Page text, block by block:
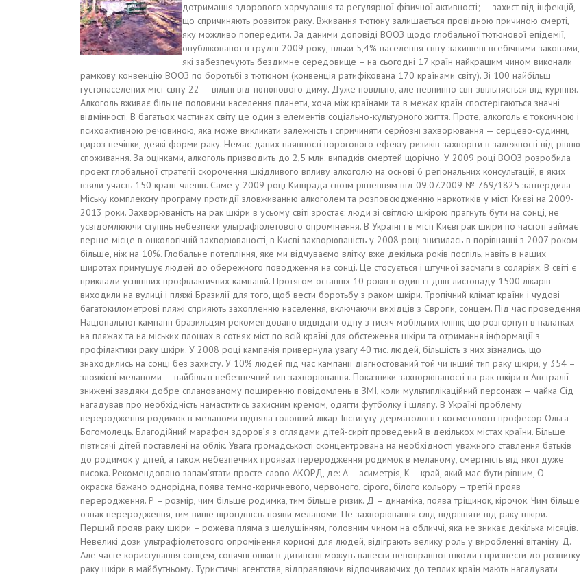
дотримання здорового харчування та регулярної фізичної активності; — захист від інфекцій,
що спричиняють розвиток раку. Вживання тютюну залишається провідною причиною смерті,
яку можливо попередити. За даними доповіді ВООЗ щодо глобальної тютюнової епідемії,
опублікованої в грудні 2009 року, тільки 5,4% населення світу захищені всебічними законами,
які забезпечують бездимне середовище – на сьогодні 17 країн найкращим чином виконали
рамкову конвенцію ВООЗ по боротьбі з тютюном (конвенція ратифікована 170 країнами світу). Зі 100 найбільш
густонаселених міст світу 22 — вільні від тютюнового диму. Дуже повільно, але невпинно світ звільняється від куріння.
Алкоголь вживає більше половини населення планети, хоча між країнами та в межах країн спостерігаються значні
відмінності. В багатьох частинах світу це один з елементів соціально-культурного життя. Проте, алкоголь є токсичною і
психоактивною речовиною, яка може викликати залежність і спричиняти серйозні захворювання — серцево-судинні,
цироз печінки, деякі форми раку. Немає даних наявності порогового ефекту ризиків захворіти в залежності від рівню
споживання. За оцінками, алкоголь призводить до 2,5 млн. випадків смертей щорічно. У 2009 році ВООЗ розробила
проект глобальної стратегії скорочення шкідливого впливу алкоголю на основі 6 регіональних консультацій, в яких
взяли участь 150 країн-членів. Саме у 2009 році Київрада своїм рішенням від 09.07.2009 № 769/1825 затвердила
Міську комплексну програму протидії зловживанню алкоголем та розповсюдженню наркотиків у місті Києві на 2009-
2013 роки. Захворюваність на рак шкіри в усьому світі зростає: люди зі світлою шкірою прагнуть бути на сонці, не
усвідомлюючи ступінь небезпеки ультрафіолетового опромінення. В Україні і в місті Києві рак шкіри по частоті займає
перше місце в онкологічній захворюваності, в Києві захворюваність у 2008 році знизилась в порівнянні з 2007 роком
більше, ніж на 10%. Глобальне потепління, яке ми відчуваємо влітку вже декілька років поспіль, навіть в наших
широтах примушує людей до обережного поводження на сонці. Це стосується і штучної засмаги в соляріях. В світі є
приклади успішних профілактичних кампаній. Протягом останніх 10 років в один із днів листопаду 1500 лікарів
виходили на вулиці і пляжі Бразилії для того, щоб вести боротьбу з раком шкіри. Тропічний клімат країни і чудові
багатокилометрові пляжі сприяють захопленню населення, включаючи вихідців з Європи, сонцем. Під час проведення
Національної кампанії бразильцям рекомендовано відвідати одну з тисяч мобільних клінік, що розгорнуті в палатках
на пляжах та на міських площах в сотнях міст по всій країні для обстеження шкіри та отримання інформації з
профілактики раку шкіри. У 2008 році кампанія привернула увагу 40 тис. людей, більшість з них зізнались, що
знаходились на сонці без захисту. У 10% людей під час кампанії діагностований той чи інший тип раку шкіри, у 354 –
злоякісні меланоми — найбільш небезпечний тип захворювання. Показники захворюваності на рак шкіри в Австралії
знижені завдяки добре спланованому поширенню повідомлень в ЗМІ, коли мультиплікаційний персонаж — чайка Сід
нагадував про необхідність намаститись захисним кремом, одягти футболку і шляпу. В Україні проблему
переродження родимок в меланоми підняла головний лікар Інституту дерматології і косметології професор Ольга
Богомолець. Благодійний марафон здоров’я з оглядами дітей-сиріт проведений в декількох містах країни. Більше
півтисячі дітей поставлені на облік. Увага громадськості сконцентрована на необхідності уважного ставлення батьків
до родимок у дітей, а також небезпечних проявах переродження родимок в меланому, смертність від якої дуже
висока. Рекомендовано запам’ятати просте слово АКОРД, де: А – асиметрія, К – край, який має бути рівним, О –
окраска бажано однорідна, поява темно-коричневого, червоного, сірого, білого кольору – третій прояв
переродження. Р – розмір, чим більше родимка, тим більше ризик. Д – динаміка, поява тріщинок, кірочок. Чим більше
ознак переродження, тим вище вірогідність появи меланоми. Це захворювання слід відрізняти від раку шкіри.
Перший прояв раку шкіри – рожева пляма з шелушінням, головним чином на обличчі, яка не зникає декілька місяців.
Невеликі дози ультрафіолетового опромінення корисні для людей, відіграють велику роль у виробленні вітаміну Д.
Але часте користування сонцем, сонячні опіки в дитинстві можуть нанести непоправної шкоди і призвести до розвитку
раку шкіри в майбутньому. Туристичні агентства, відправляючи відпочиваючих до теплих країн мають нагадувати